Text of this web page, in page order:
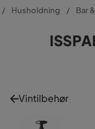
Husholdning Bar
Vintilbehør